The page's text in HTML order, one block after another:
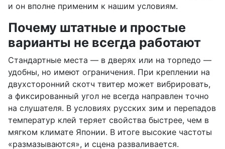
и он вполне применим к нашим условиям.
Почему штатные и простые
варианты не всегда работают
Стандартные места — в дверях или на торпедо —
удобны, но имеют ограничения. При креплении на
двухсторонний скотч твитер может вибрировать,
а фиксированный угол не всегда направлен точно
на слушателя. В условиях русских зим и перепадов
температур клей теряет свойства быстрее, чем в
мягком климате Японии. В итоге высокие частоты
«размазываются», и сцена разваливается.